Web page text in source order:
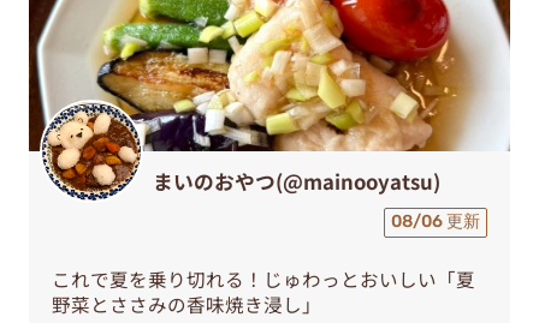
まいのおやつ(@mainooyatsu)
08/06 更新
これで夏を乗り切れる！じゅわっとおいしい「夏
野菜とささみの香味焼き浸し」